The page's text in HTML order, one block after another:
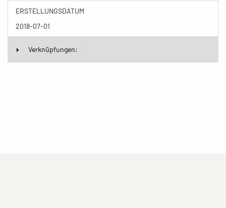
ERSTELLUNGSDATUM
2018-07-01
Verknüpfungen: